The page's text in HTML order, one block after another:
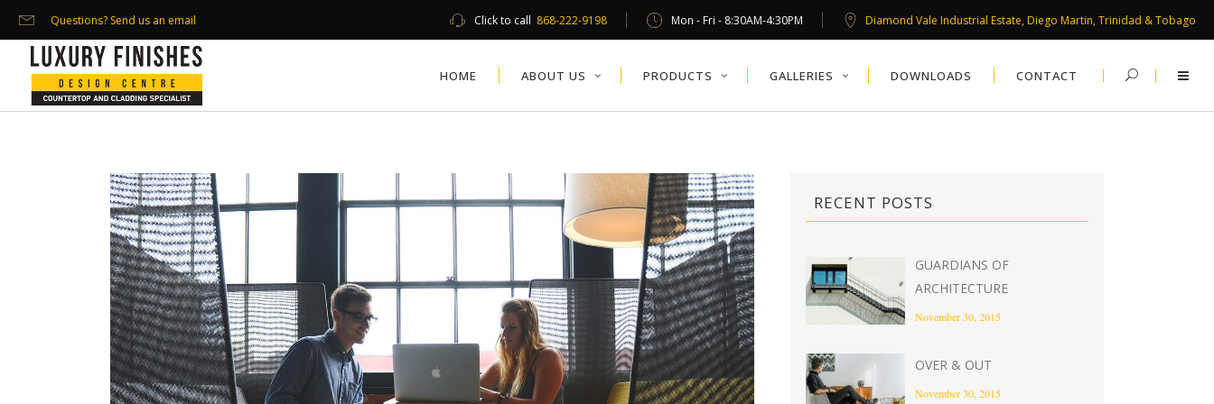
Questions? Send us an email Click to call 868-222-9198 Mon - Fri - 8:30AM-4:30PM Diamond Vale Industrial Estate, Diego Martin, Trinidad & Tobago
HOME ABOUT US PRODUCTS GALLERIES DOWNLOADS CONTACT
RECENT POSTS
GUARDIANS OF
ARCHITECTURE
November 30, 2015
OVER & OUT
November 30, 2015